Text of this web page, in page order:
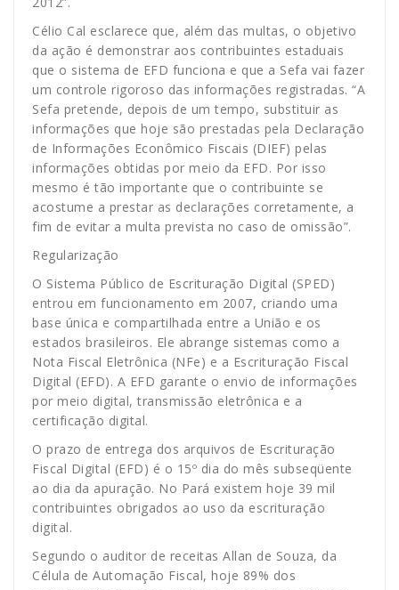
Célio Cal esclarece que, além das multas, o objetivo
da ação é demonstrar aos contribuintes estaduais
que o sistema de EFD funciona e que a Sefa vai fazer
um controle rigoroso das informações registradas. “A
Sefa pretende, depois de um tempo, substituir as
informações que hoje são prestadas pela Declaração
de Informações Econômico Fiscais (DIEF) pelas
informações obtidas por meio da EFD. Por isso
mesmo é tão importante que o contribuinte se
acostume a prestar as declarações corretamente, a
fim de evitar a multa prevista no caso de omissão”.
Regularização
O Sistema Público de Escrituração Digital (SPED)
entrou em funcionamento em 2007, criando uma
base única e compartilhada entre a União e os
estados brasileiros. Ele abrange sistemas como a
Nota Fiscal Eletrônica (NFe) e a Escrituração Fiscal
Digital (EFD). A EFD garante o envio de informações
por meio digital, transmissão eletrônica e a
certificação digital.
O prazo de entrega dos arquivos de Escrituração
Fiscal Digital (EFD) é o 15º dia do mês subseqüente
ao dia da apuração. No Pará existem hoje 39 mil
contribuintes obrigados ao uso da escrituração
digital.
Segundo o auditor de receitas Allan de Souza, da
Célula de Automação Fiscal, hoje 89% dos